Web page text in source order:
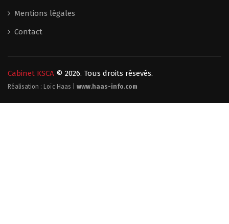
Mentions légales
Contact
Cabinet KSCA © 2026. Tous droits résevés.
Réalisation : Loïc Haas | www.haas-info.com